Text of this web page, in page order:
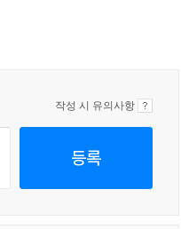
작성 시 유의사항
등록